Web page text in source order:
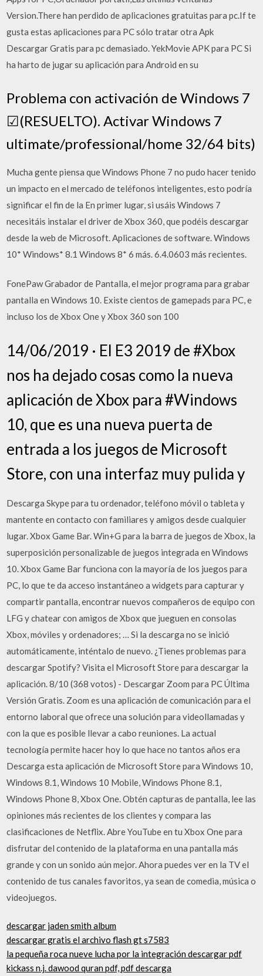
Version.There han perdido de aplicaciones gratuitas para pc.If te
gusta estas aplicaciones para PC sólo tratar otra Apk
Descargar Gratis para pc demasiado. YekMovie APK para PC Si
ha harto de jugar su aplicación para Android en su
Problema con activación de Windows 7
☑(RESUELTO). Activar Windows 7
ultimate/professional/home 32/64 bits)
Mucha gente piensa que Windows Phone 7 no pudo hacer tenido
un impacto en el mercado de teléfonos inteligentes, esto podría
significar el fin de la En primer lugar, si usáis Windows 7
necesitáis instalar el driver de Xbox 360, que podéis descargar
desde la web de Microsoft. Aplicaciones de software. Windows
10* Windows* 8.1 Windows 8* 6 más. 6.4.0603 más recientes.
FonePaw Grabador de Pantalla, el mejor programa para grabar
pantalla en Windows 10. Existe cientos de gamepads para PC, e
incluso los de Xbox One y Xbox 360 son 100
14/06/2019 · El E3 2019 de #Xbox
nos ha dejado cosas como la nueva
aplicación de Xbox para #Windows
10, que es una nueva puerta de
entrada a los juegos de Microsoft
Store, con una interfaz muy pulida y
Descarga Skype para tu ordenador, teléfono móvil o tableta y
mantente en contacto con familiares y amigos desde cualquier
lugar. Xbox Game Bar. Win+G para la barra de juegos de Xbox, la
superposición personalizable de juegos integrada en Windows
10. Xbox Game Bar funciona con la mayoría de los juegos para
PC, lo que te da acceso instantáneo a widgets para capturar y
compartir pantalla, encontrar nuevos compañeros de equipo con
LFG y chatear con amigos de Xbox que jueguen en consolas
Xbox, móviles y ordenadores; … Si la descarga no se inició
automáticamente, inténtalo de nuevo. ¿Tienes problemas para
descargar Spotify? Visita el Microsoft Store para descargar la
aplicación. 8/10 (368 votos) - Descargar Zoom para PC Última
Versión Gratis. Zoom es una aplicación de comunicación para el
entorno laboral que ofrece una solución para videollamadas y
con la que es posible llevar a cabo reuniones. La actual
tecnología permite hacer hoy lo que hace no tantos años era
Descarga esta aplicación de Microsoft Store para Windows 10,
Windows 8.1, Windows 10 Mobile, Windows Phone 8.1,
Windows Phone 8, Xbox One. Obtén capturas de pantalla, lee las
opiniones más recientes de los clientes y compara las
clasificaciones de Netflix. Abre YouTube en tu Xbox One para
disfrutar del contenido de la plataforma en una pantalla más
grande y con un sonido aún mejor. Ahora puedes ver en la TV el
contenido de tus canales favoritos, ya sean de comedia, música o
videojuegos.
descargar jaden smith album
descargar gratis el archivo flash gt s7583
la pequeña roca nueve lucha por la integración descargar pdf
kickass n.j. dawood quran pdf, pdf descarga